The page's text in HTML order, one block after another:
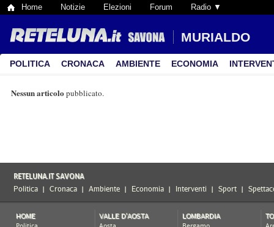
Home Notizie Elezioni Forum Radio ▼
MURIALDO
POLITICA CRONACA AMBIENTE ECONOMIA
Nessun articolo pubblicato.